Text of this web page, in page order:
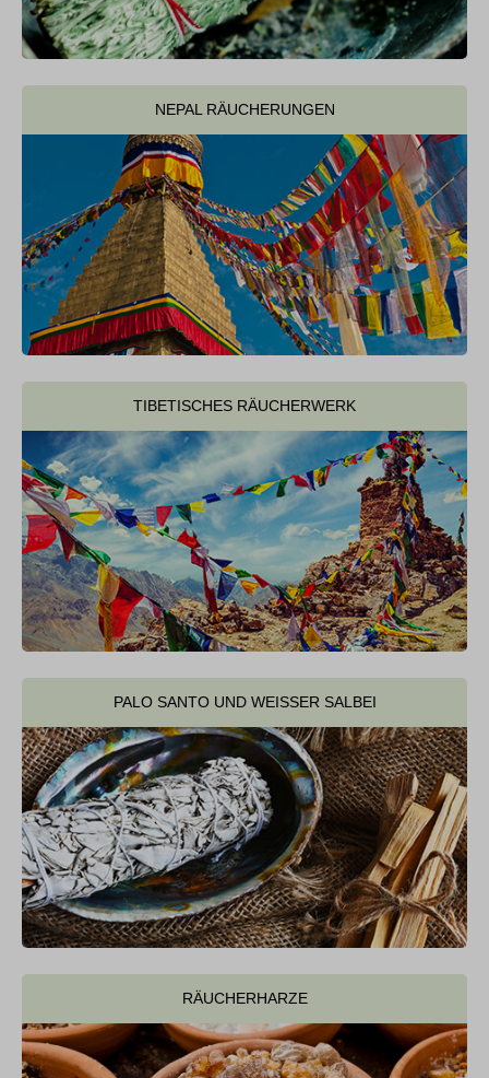
NEPAL RÄUCHERUNGEN
TIBETISCHES RÄUCHERWERK
PALO SANTO UND WEISSER SALBEI
RÄUCHERHARZE